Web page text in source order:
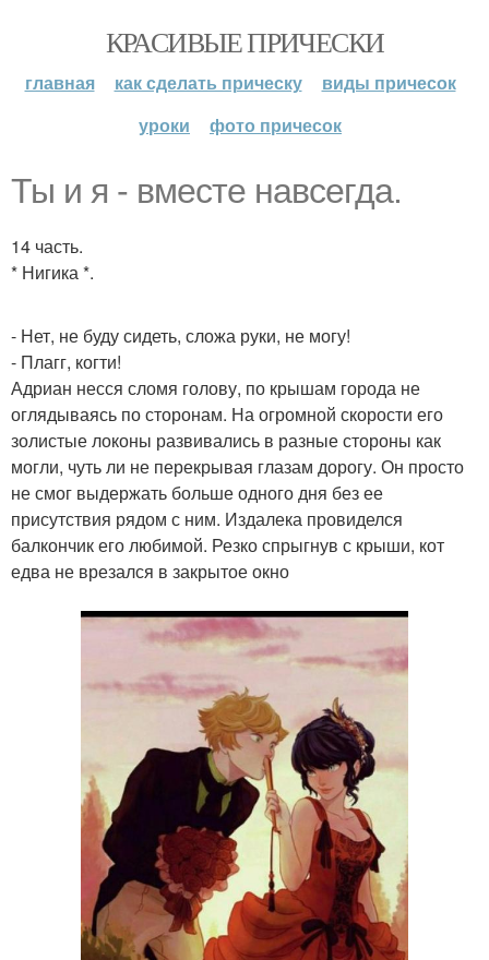
КРАСИВЫЕ ПРИЧЕСКИ
главная как сделать прическу
виды причесок
уроки
фото причесок
Ты и я - вместе навсегда.
14 часть.
* Нигика *.
- Нет, не буду сидеть, сложа руки, не могу!
- Плагг, когти!
Адриан несся сломя голову, по крышам города не
оглядываясь по сторонам. На огромной скорости его
золистые локоны развивались в разные стороны как
могли, чуть ли не перекрывая глазам дорогу. Он просто
не смог выдержать больше одного дня без ее
присутствия рядом с ним. Издалека провиделся
балкончик его любимой. Резко спрыгнув с крыши, кот
едва не врезался в закрытое окно